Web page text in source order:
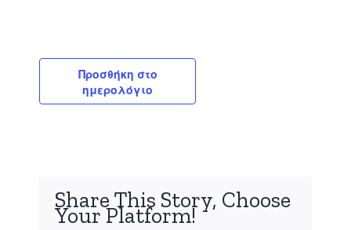
Προσθήκη στο
ημερολόγιο
Share This Story, Choose
Your Platform!